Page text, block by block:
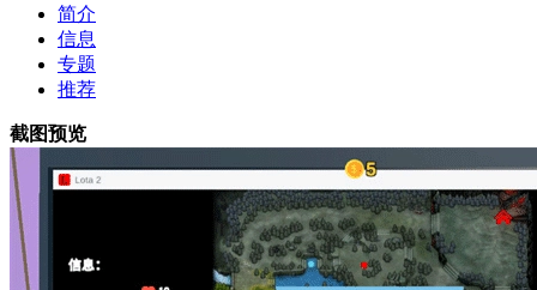
简介
信息
专题
推荐
截图预览